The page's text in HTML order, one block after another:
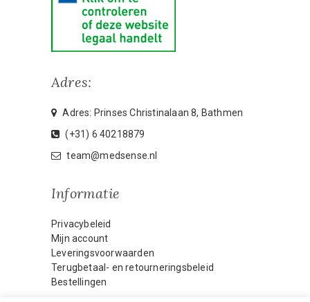
Adres:
Adres: Prinses Christinalaan 8, Bathmen
(+31) 6 40218879
team@medsense.nl
Informatie
Privacybeleid
Mijn account
Leveringsvoorwaarden
Terugbetaal- en retourneringsbeleid
Bestellingen